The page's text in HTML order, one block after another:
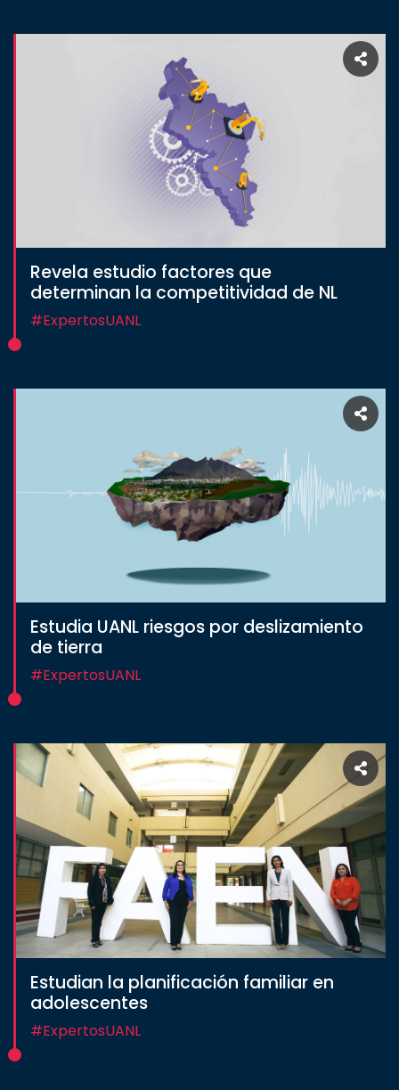
Revela estudio factores que
determinan la competitividad de NL
#ExpertosUANL
Estudia UANL riesgos por deslizamiento
de tierra
#ExpertosUANL
Estudian la planificación familiar en
adolescentes
#ExpertosUANL